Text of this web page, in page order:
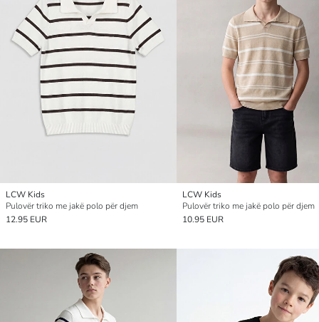
LCW Kids
Pulovër triko me jakë polo për djem
12.95 EUR
LCW Kids
Pulovër triko me jakë polo për djem
10.95 EUR